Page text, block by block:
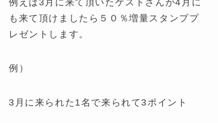
も来て頂けましたら５０％増量スタンププ
レゼントします。
例）
3月に来られた1名で来られて3ポイント